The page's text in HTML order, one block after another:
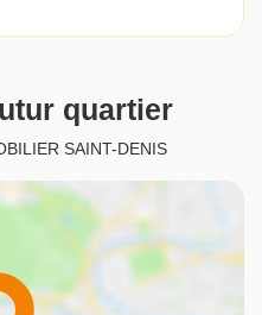
quartier
SAINT-DENIS